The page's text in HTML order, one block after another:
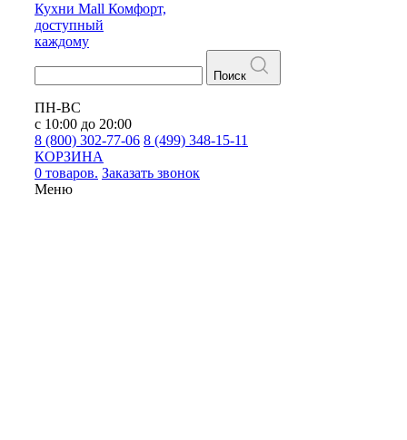
Кухни Mall Комфорт,
доступный
каждому
Поиск
ПН-ВС
с 10:00 до 20:00
8 (800) 302-77-06 8 (499) 348-15-11
КОРЗИНА
0 товаров. Заказать звонок
Меню